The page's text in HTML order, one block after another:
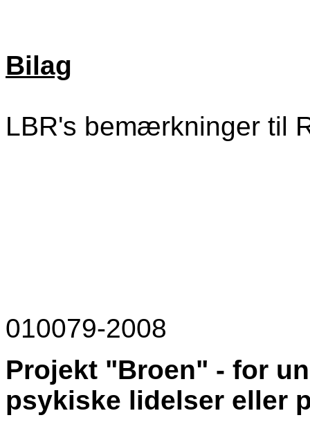
Bilag
LBR's bemærkninger til
010079-2008
Projekt "Broen" - for
psykiske lidelser eller